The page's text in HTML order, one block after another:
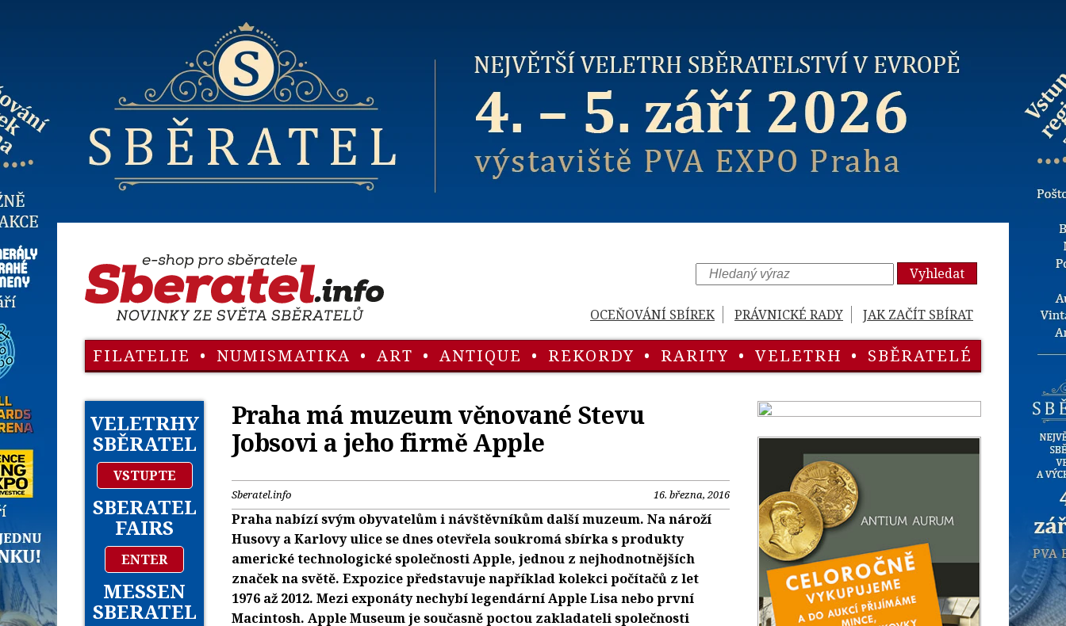
Vyhledat
OCEŇOVÁNÍ SBÍREK PRÁVNICKÉ RADY JAK ZAČÍT SBÍRAT
FILATELIE • NUMISMATIKA • ART • ANTIQUE • REKORDY • RARITY • VELETRH • SBĚRATELÉ
VELETRHY
SBĚRATEL
VSTUPTE
SBERATEL
FAIRS
ENTER
MESSEN
SBERATEL
Praha má muzeum věnované Stevu
Jobsovi a jeho firmě Apple
Sberatel.info 16. března, 2016
Praha nabízí svým obyvatelům i návštěvníkům další muzeum. Na nároží
Husovy a Karlovy ulice se dnes otevřela soukromá sbírka s produkty
americké technologické společnosti Apple, jednou z nejhodnotnějších
značek na světě. Expozice představuje například kolekci počítačů z let
1976 až 2012. Mezi exponáty nechybí legendární Apple Lisa nebo první
Macintosh. Apple Museum je současně poctou zakladateli společnosti